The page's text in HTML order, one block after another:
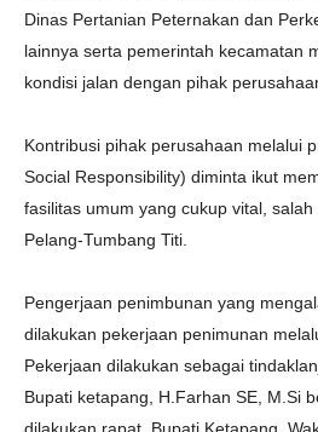
Dinas Pertanian Peternakan dan
lainnya serta pemerintah kecamatan
kondisi jalan dengan pihak
Kontribusi pihak perusahaan melalui
Social Responsibility) diminta ikut
fasilitas umum yang cukup vital,
Pelang-Tumbang Titi.
Pengerjaan penimbunan yang
dilakukan pekerjaan penimunan
Pekerjaan dilakukan sebagai
Bupati ketapang, H.Farhan SE, M.Si